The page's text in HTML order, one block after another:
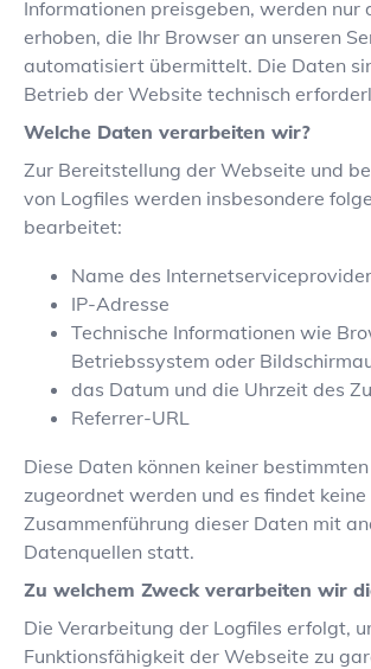
Informationen preisgeben, werden nur
erhoben, die Ihr Browser an unseren
automatisiert übermittelt. Die Daten
Betrieb der Website technisch
Welche Daten verarbeiten wir?
Zur Bereitstellung der Webseite und
von Logfiles werden insbesondere
bearbeitet:
Name des
IP-Adresse
Technische Informationen wie
Betriebssystem oder
das Datum und die Uhrzeit des
Referrer-URL
Diese Daten können keiner bestimmten
zugeordnet werden und es findet keine
Zusammenführung dieser Daten mit
Datenquellen statt.
Zu welchem Zweck verarbeiten wir
Die Verarbeitung der Logfiles erfolgt,
Funktionsfähigkeit der Webseite zu